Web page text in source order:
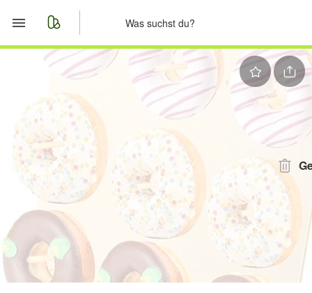
Start
Merkliste
Nachrichten
Anzeige aufgeben